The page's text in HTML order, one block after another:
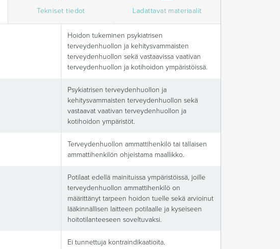
Tekniset tiedot Ladattavat materiaalit
Hoidon tukeminen psykiatrisen
terveydenhuollon ja kehitysvammaisten
terveydenhuollon sekä vastaavissa vaativan
terveydenhuollon ja kotihoidon ympäristöissä.
Psykiatrisen terveydenhuollon ja
kehitysvammaisten terveydenhuollon sekä
vastaavat vaativan terveydenhuollon ja
kotihoidon ympäristöt.
Terveydenhuollon ammattihenkilö tai tällaisen
ammattihenkilön ohjeistama maallikko.
Potilaat edellä mainituissa ympäristöissä, joille
terveydenhuollon ammattihenkilö on
määrittänyt tarpeen hoidon tuelle sekä arvioinut
lääkinnällisen laitteen potilaalle ja kyseiseen
hoitotilanteeseen soveltuvaksi.
Ei tunnettuja kontraindikaatioita.